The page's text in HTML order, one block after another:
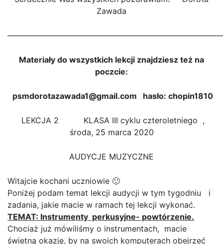
Zawada
Materiały do wszystkich lekcji znajdziesz też na
poczcie:
psmdorotazawada1@gmail.com hasło: chopin1810
LEKCJA 2 KLASA III cyklu czteroletniego ,
środa, 25 marca 2020
AUDYCJE MUZYCZNE
Witajcie kochani uczniowie 🙂
Poniżej podam temat lekcji audycji w tym tygodniu i
zadania, jakie macie w ramach tej lekcji wykonać.
TEMAT: Instrumenty perkusyjne- powtórzenie.
Chociaż już mówiliśmy o instrumentach, macie
świetną okazję, by na swoich komputerach obejrzeć